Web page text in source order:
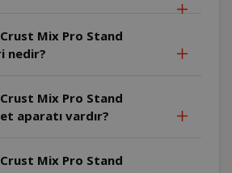
Mix Pro Stand
nedir?
Mix Pro Stand
aparatı vardır?
Mix Pro Stand